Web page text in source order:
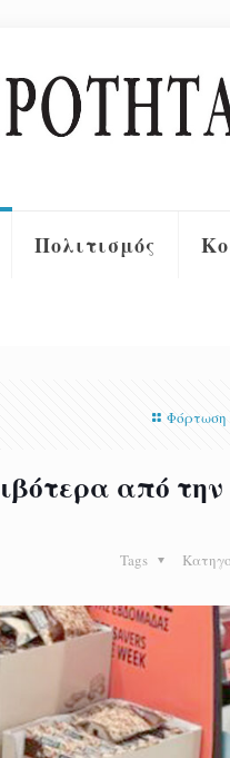
Πολιτισμός
από την
Tags